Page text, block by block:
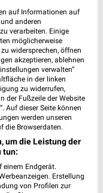
Philipps
6,2 km
auf Informationen auf
anderen
verarbeiten. Einige
möglicherweise
widersprechen, öffnen
akzeptieren, ablehnen
verwalten“
in der linken
zu widerrufen,
der Fußzeile der Website
Auf dieser Seite können
werden unseren
die Browserdaten.
um die Leistung der
tun:
Endgerät.
Erstellung
von Profilen zur